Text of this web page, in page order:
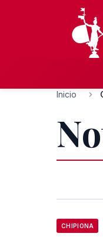
Inicio
CHIPIONA